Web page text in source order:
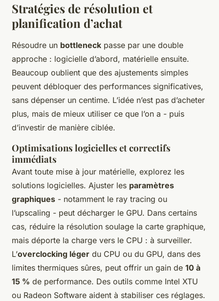
Stratégies de résolution et
planification d’achat
Résoudre un bottleneck passe par une double
approche : logicielle d’abord, matérielle ensuite.
Beaucoup oublient que des ajustements simples
peuvent débloquer des performances significatives,
sans dépenser un centime. L’idée n’est pas d’acheter
plus, mais de mieux utiliser ce que l’on a - puis
d’investir de manière ciblée.
Optimisations logicielles et correctifs
immédiats
Avant toute mise à jour matérielle, explorez les
solutions logicielles. Ajuster les paramètres
graphiques - notamment le ray tracing ou
l’upscaling - peut décharger le GPU. Dans certains
cas, réduire la résolution soulage la carte graphique,
mais déporte la charge vers le CPU : à surveiller.
L’overclocking léger du CPU ou du GPU, dans des
limites thermiques sûres, peut offrir un gain de 10 à
15 % de performance. Des outils comme Intel XTU
ou Radeon Software aident à stabiliser ces réglages.